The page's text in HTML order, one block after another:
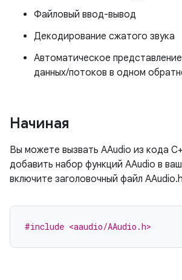
Файловый ввод-вывод
Декодирование сжатого звука
Автоматическое
данных/потоков в одном
Начиная
Вы можете вызвать AAudio из кода
добавить набор функций AAudio в
включите заголовочный файл
#include <aaudio/AAudio.h>